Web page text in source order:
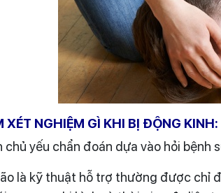
XÉT NGHIỆM GÌ KHI BỊ ĐỘNG KINH:
chủ yếu chẩn đoán dựa vào hỏi bệnh
là kỹ thuật hỗ trợ thường được chỉ